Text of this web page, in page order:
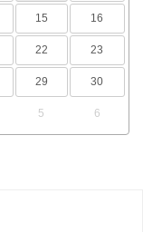
15 16
22 23
29 30
5 6